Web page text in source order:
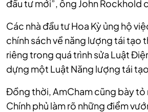
đầu tư mới”, ông John Rockhold
Các nhà đầu tư Hoa Kỳ ủng hộ
chính sách về năng lượng tái tạo
riêng trong quá trình sửa Luật
dựng một Luật Năng lượng tái
Đồng thời, AmCham cũng bày tỏ
Chính phủ làm rõ những điểm